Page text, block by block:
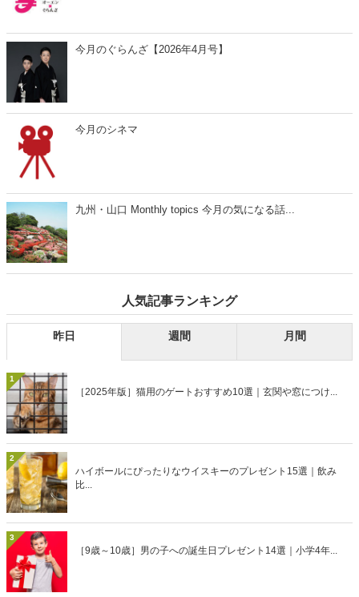
今月のぐらんざ【2026年4月号】
今月のシネマ
九州・山口 Monthly topics 今月の気になる話...
人気記事ランキング
昨日 週間 月間
1
［2025年版］猫用のゲートおすすめ10選｜玄関や窓につけ...
2
ハイボールにぴったりなウイスキーのプレゼント15選｜飲み
比...
3
［9歳～10歳］男の子への誕生日プレゼント14選｜小学4年...